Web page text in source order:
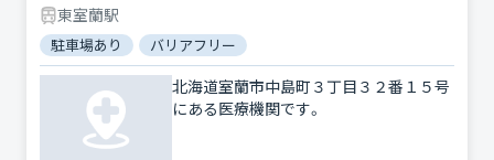
東室蘭駅
駐車場あり バリアフリー
北海道室蘭市中島町３丁目３２番１５号
にある医療機関です。